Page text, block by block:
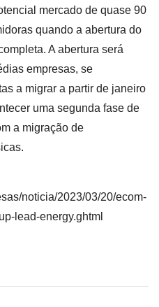
mercado de quase 90
quando a abertura do
A abertura será
empresas, se
a migrar a partir de janeiro
uma segunda fase de
a migração de
noticia/2023/03/20/ecom-
lead-energy.ghtml